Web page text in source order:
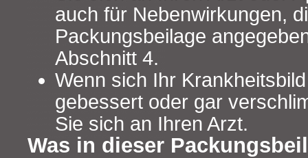
auch für Nebenwirkungen,
Packungsbeilage
Abschnitt 4.
Wenn sich Ihr
gebessert oder gar
Sie sich an Ihren Arzt.
Was in dieser